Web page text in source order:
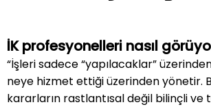
İK profesyonelleri nasıl
“İşleri sadece “yapılacaklar”
neye hizmet ettiği üzerinden yönetir.
kararların rastlantısal değil bilinçli ve